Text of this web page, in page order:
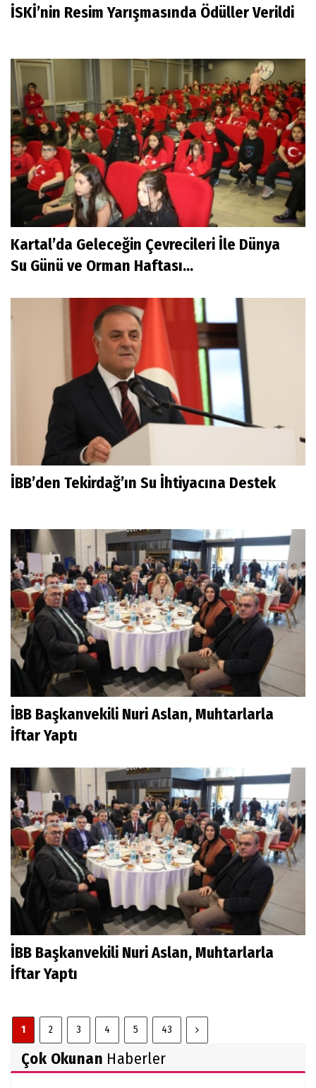
İSKİ’nin Resim Yarışmasında Ödüller Verildi
Kartal’da Geleceğin Çevrecileri İle Dünya
Su Günü ve Orman Haftası...
İBB’den Tekirdağ’ın Su İhtiyacına Destek
İBB Başkanvekili Nuri Aslan, Muhtarlarla
İftar Yaptı
İBB Başkanvekili Nuri Aslan, Muhtarlarla
İftar Yaptı
1 2 3 4 5 43
Çok Okunan Haberler